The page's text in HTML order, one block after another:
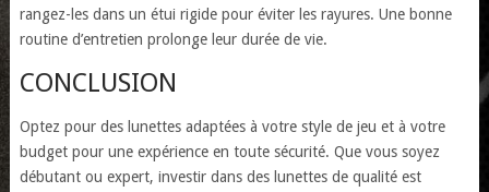
rangez-les dans un étui rigide pour éviter les rayures. Une bonne
routine d’entretien prolonge leur durée de vie.
CONCLUSION
Optez pour des lunettes adaptées à votre style de jeu et à votre
budget pour une expérience en toute sécurité. Que vous soyez
débutant ou expert, investir dans des lunettes de qualité est